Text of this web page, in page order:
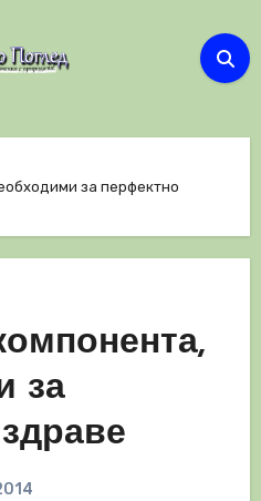
за перфектно
за